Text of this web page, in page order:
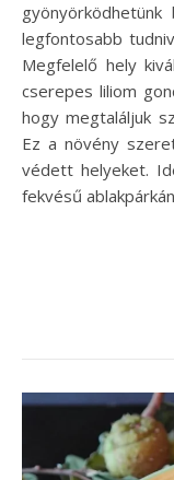
legfontosabb
Megfelelő hely
cserepes liliom
hogy megtaláljuk
Ez a növény
védett helyeket.
fekvésű